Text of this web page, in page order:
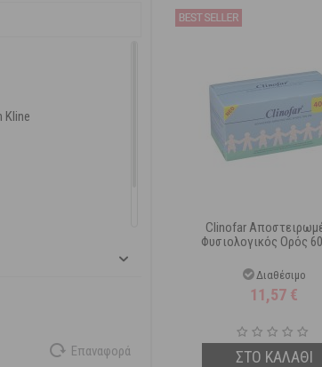
Kline
Επαναφορά
Clinofar
Φυσιολογικός Ορός
Διαθέσιμο
11,57 €
ΣΤΟ ΚΑΛΑΘΙ